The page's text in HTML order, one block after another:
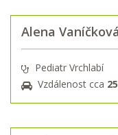
Alena Vaníčková
Pediatr Vrchlabí
Vzdálenost cca